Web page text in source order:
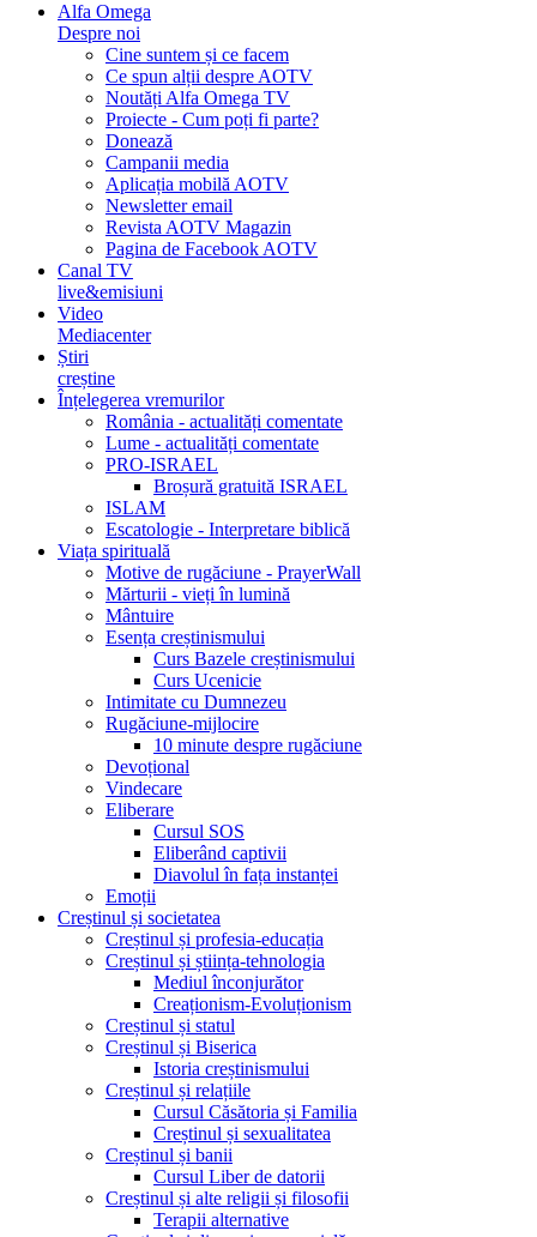
Alfa Omega
Despre noi
Cine suntem și ce facem
Ce spun alții despre AOTV
Noutăți Alfa Omega TV
Proiecte - Cum poți fi parte?
Donează
Campanii media
Aplicația mobilă AOTV
Newsletter email
Revista AOTV Magazin
Pagina de Facebook AOTV
Canal TV
live&emisiuni
Video
Mediacenter
Știri
creștine
Înțelegerea vremurilor
România - actualități comentate
Lume - actualități comentate
PRO-ISRAEL
Broșură gratuită ISRAEL
ISLAM
Escatologie - Interpretare biblică
Viața spirituală
Motive de rugăciune - PrayerWall
Mărturii - vieți în lumină
Mântuire
Esența creștinismului
Curs Bazele creștinismului
Curs Ucenicie
Intimitate cu Dumnezeu
Rugăciune-mijlocire
10 minute despre rugăciune
Devoțional
Vindecare
Eliberare
Cursul SOS
Eliberând captivii
Diavolul în fața instanței
Emoții
Creștinul și societatea
Creștinul și profesia-educația
Creștinul și știința-tehnologia
Mediul înconjurător
Creaționism-Evoluționism
Creștinul și statul
Creștinul și Biserica
Istoria creștinismului
Creștinul și relațiile
Cursul Căsătoria și Familia
Creștinul și sexualitatea
Creștinul și banii
Cursul Liber de datorii
Creștinul și alte religii și filosofii
Terapii alternative